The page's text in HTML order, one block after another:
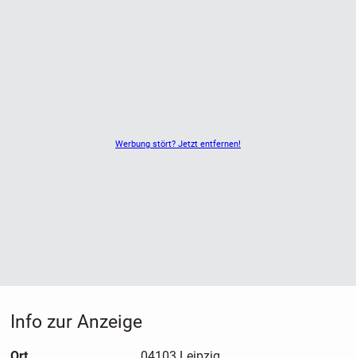
Werbung stört? Jetzt entfernen!
Info zur Anzeige